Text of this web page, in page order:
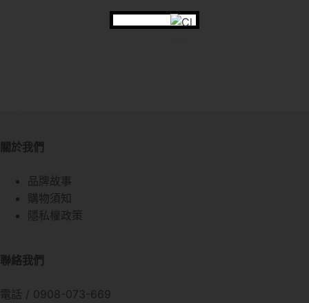
關於我們
品牌故事
購物須知
隱私權政策
聯絡我們
電話 / 0908-073-669